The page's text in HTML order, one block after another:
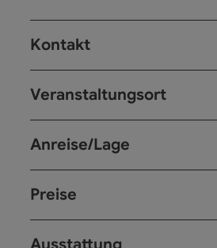
Kontakt
Veranstaltungsort
Anreise/Lage
Preise